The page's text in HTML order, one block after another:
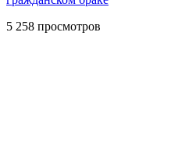
5 258 просмотров